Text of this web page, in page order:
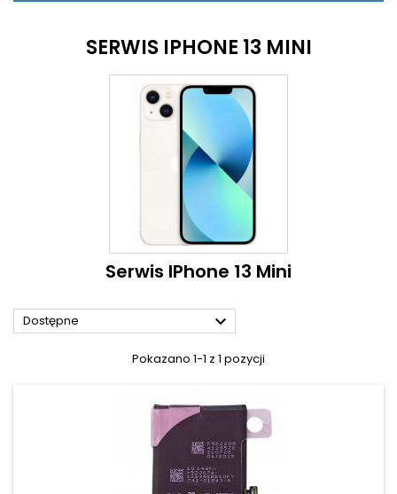
SERWIS IPHONE 13 MINI
Serwis IPhone 13 Mini
Dostępne 
Pokazano 1-1 z 1 pozycji